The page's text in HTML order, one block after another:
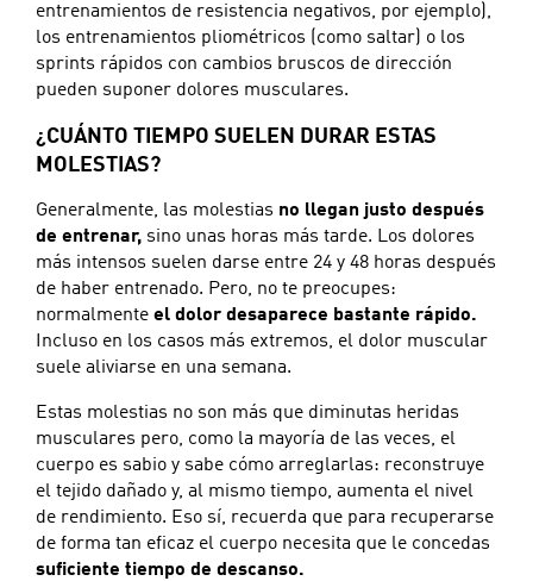
entrenamientos de resistencia negativos, por ejemplo),
los entrenamientos pliométricos (como saltar) o los
sprints rápidos con cambios bruscos de dirección
pueden suponer dolores musculares.
¿CUÁNTO TIEMPO SUELEN DURAR ESTAS
MOLESTIAS?
Generalmente, las molestias no llegan justo después
de entrenar, sino unas horas más tarde. Los dolores
más intensos suelen darse entre 24 y 48 horas después
de haber entrenado. Pero, no te preocupes:
normalmente el dolor desaparece bastante rápido.
Incluso en los casos más extremos, el dolor muscular
suele aliviarse en una semana.
Estas molestias no son más que diminutas heridas
musculares pero, como la mayoría de las veces, el
cuerpo es sabio y sabe cómo arreglarlas: reconstruye
el tejido dañado y, al mismo tiempo, aumenta el nivel
de rendimiento. Eso sí, recuerda que para recuperarse
de forma tan eficaz el cuerpo necesita que le concedas
suficiente tiempo de descanso.